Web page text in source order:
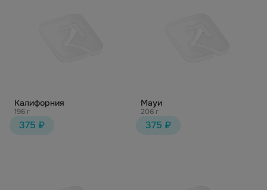
Калифорния
196 г
375 ₽
Мауи
206 г
375 ₽